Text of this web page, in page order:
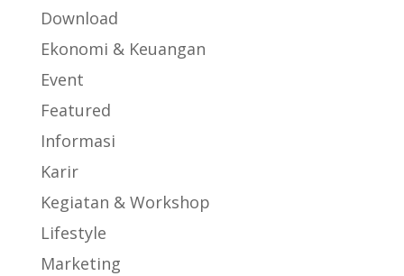
Download
Ekonomi & Keuangan
Event
Featured
Informasi
Karir
Kegiatan & Workshop
Lifestyle
Marketing